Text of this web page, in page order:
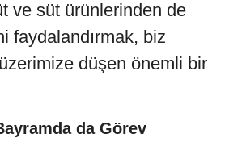
ve süt ürünlerinden de
faydalandırmak, biz
düşen önemli bir
da Görev